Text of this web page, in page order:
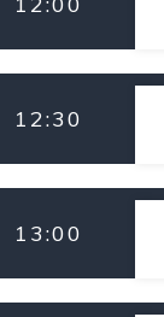
12:30
13:00